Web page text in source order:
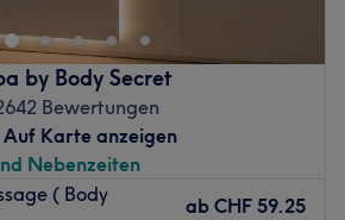
und hochwertigen Produkten.
Verkehrsmittel:
ist nur zwei Gehminuten vom
by Body Secret
Bewertungen
Auf Karte anzeigen
Nebenzeiten
( Body
ab CHF 59.25